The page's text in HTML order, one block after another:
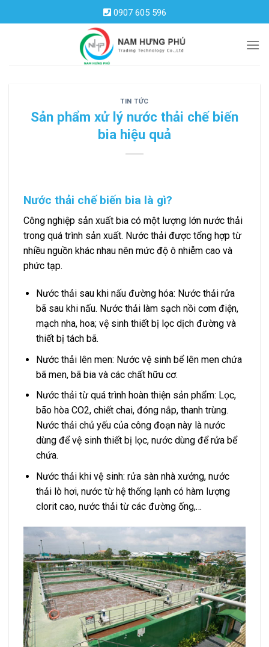
to
0907 605 596
TIN TỨC
Sản phẩm xử lý nước thải chế biến
bia hiệu quả
Nước thải chế biến bia là gì?
Công nghiệp sản xuất bia có một lượng lớn nước thải
trong quá trình sản xuất. Nước thải được tổng hợp từ
nhiều nguồn khác nhau nên mức độ ô nhiễm cao và
phức tạp.
Nước thải sau khi nấu đường hóa: Nước thải rửa
bã sau khi nấu. Nước thải làm sạch nồi cơm điện,
mạch nha, hoa; vệ sinh thiết bị lọc dịch đường và
thiết bị tách bã.
Nước thải lên men: Nước vệ sinh bể lên men chứa
bã men, bã bia và các chất hữu cơ.
Nước thải từ quá trình hoàn thiện sản phẩm: Lọc,
bão hòa CO2, chiết chai, đóng nắp, thanh trùng.
Nước thải chủ yếu của công đoạn này là nước
dùng để vệ sinh thiết bị lọc, nước dùng để rửa bể
chứa.
Nước thải khi vệ sinh: rửa sàn nhà xưởng, nước
thải lò hơi, nước từ hệ thống lạnh có hàm lượng
clorit cao, nước thải từ các đường ống,…